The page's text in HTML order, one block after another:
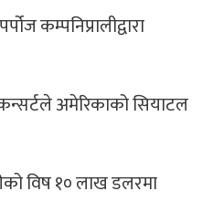
कम्पनिप्रालीद्वारा
अमेरिकाको सियाटल
विष १० लाख डलरमा